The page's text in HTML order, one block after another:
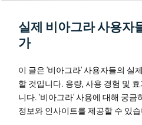
실제 비아그라 사용자
가
이 글은 '비아그라' 사용자들의 실
할 것입니다. 용량, 사용 경험 및
니다. '비아그라' 사용에 대해 궁금
정보와 인사이트를 제공할 수 있